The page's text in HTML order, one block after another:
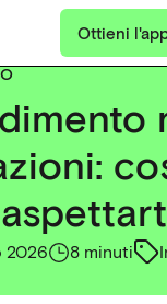
Ottieni
2026 8 minuti